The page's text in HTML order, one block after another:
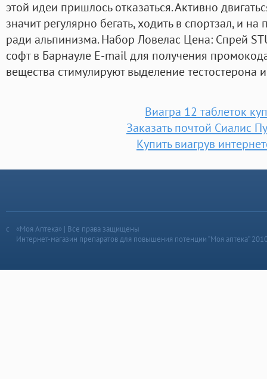
этой идеи пришлось отказаться. Активно
значит регулярно бегать, ходить в спортзал, и
ради альпинизма. Набор Ловелас Цена: Спрей
софт в Барнауле E-mail для получения
вещества стимулируют выделение тестостерона
Виагра 12 таблеток
Заказать почтой Сиалис
Купить виагрув
«Моя Аптека» | Все права защищены
Интернет-магазин препаратов для повышения потенции “Моя аптека”